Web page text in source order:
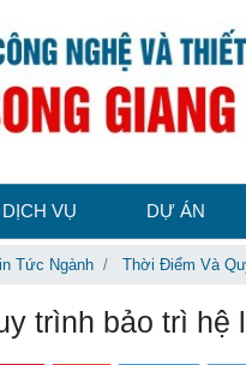
DỊCH VỤ DỰ ÁN
Tức Ngành Thời Điểm Và
trình bảo trì hệ